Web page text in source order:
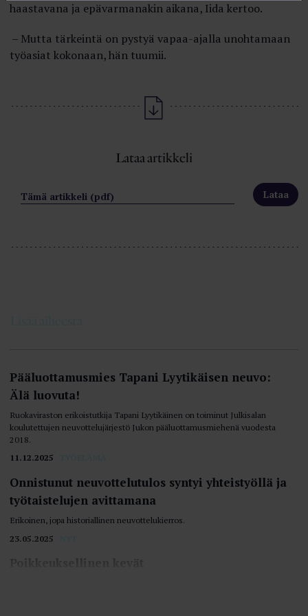
haastavana ja epävarmanakin aikana, Iida kertoo.
– Mutta tärkeintä on pystyä vapaa-ajalla unohtamaan
työasiat kokonaan, hän tuumii.
Lataa artikkeli
Tämä artikkeli (pdf)
Pääluottamusmies Tapani Lyytikäisen neuvo:
Älä luovuta!
Ruokaviraston erikoistutkija Tapani Lyytikäinen on toiminut Julkisalan
koulutettujen neuvottelujärjestö Jukon pääluottamusmiehenä vuodesta
2018.
11.12.2025
Onnistunut neuvottelutulos syntyi yhteistyöllä ja
työtaistelujen avittamana
Erikoinen, jopa historiallinen neuvottelukierros.
23.05.2025